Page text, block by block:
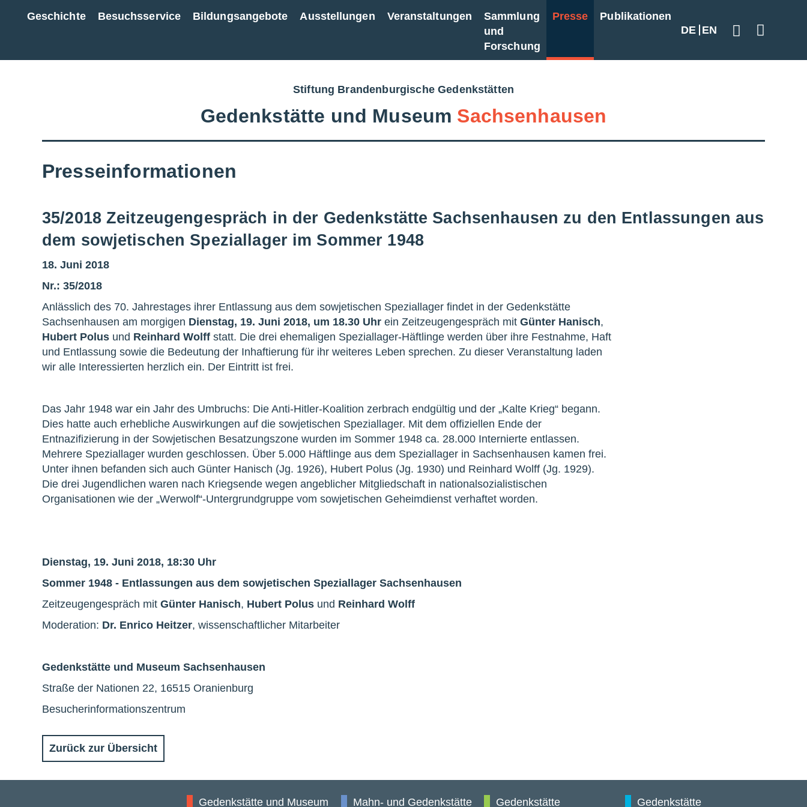
Geschichte Besuchsservice Bildungsangebote Ausstellungen Veranstaltungen
Sammlung
und
Forschung
Presse
Publikationen
DE EN
Stiftung Brandenburgische Gedenkstätten
Gedenkstätte und Museum Sachsenhausen
Presseinformationen
35/2018 Zeitzeugengespräch in der Gedenkstätte Sachsenhausen zu den Entlassungen aus
dem sowjetischen Speziallager im Sommer 1948
18. Juni 2018
Nr.: 35/2018
Anlässlich des 70. Jahrestages ihrer Entlassung aus dem sowjetischen Speziallager findet in der Gedenkstätte
Sachsenhausen am morgigen Dienstag, 19. Juni 2018, um 18.30 Uhr ein Zeitzeugengespräch mit Günter Hanisch,
Hubert Polus und Reinhard Wolff statt. Die drei ehemaligen Speziallager-Häftlinge werden über ihre Festnahme, Haft
und Entlassung sowie die Bedeutung der Inhaftierung für ihr weiteres Leben sprechen. Zu dieser Veranstaltung laden
wir alle Interessierten herzlich ein. Der Eintritt ist frei.
Das Jahr 1948 war ein Jahr des Umbruchs: Die Anti-Hitler-Koalition zerbrach endgültig und der „Kalte Krieg“ begann.
Dies hatte auch erhebliche Auswirkungen auf die sowjetischen Speziallager. Mit dem offiziellen Ende der
Entnazifizierung in der Sowjetischen Besatzungszone wurden im Sommer 1948 ca. 28.000 Internierte entlassen.
Mehrere Speziallager wurden geschlossen. Über 5.000 Häftlinge aus dem Speziallager in Sachsenhausen kamen frei.
Unter ihnen befanden sich auch Günter Hanisch (Jg. 1926), Hubert Polus (Jg. 1930) und Reinhard Wolff (Jg. 1929).
Die drei Jugendlichen waren nach Kriegsende wegen angeblicher Mitgliedschaft in nationalsozialistischen
Organisationen wie der „Werwolf“-Untergrundgruppe vom sowjetischen Geheimdienst verhaftet worden.
Dienstag, 19. Juni 2018, 18:30 Uhr
Sommer 1948 - Entlassungen aus dem sowjetischen Speziallager Sachsenhausen
Zeitzeugengespräch mit Günter Hanisch, Hubert Polus und Reinhard Wolff
Moderation: Dr. Enrico Heitzer, wissenschaftlicher Mitarbeiter
Gedenkstätte und Museum Sachsenhausen
Straße der Nationen 22, 16515 Oranienburg
Besucherinformationszentrum
Zurück zur Übersicht
Gedenkstätte und Museum Mahn- und Gedenkstätte Gedenkstätte Gedenkstätte